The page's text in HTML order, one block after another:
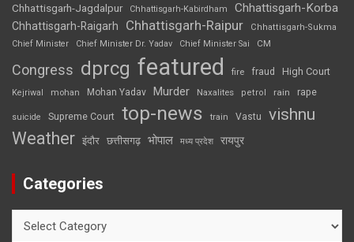
Chhattisgarh-Jagdalpur Chhattisgarh-Kabirdham Chhattisgarh-Korba
Chhattisgarh-Raigarh Chhattisgarh-Raipur
Chhattisgarh-Sukma
Chief Minister
Chief Minister Dr. Yadav Chief Minister Sai CM
Congress dprcg featured fire fraud High Court
Kejriwal mohan Mohan Yadav Murder Naxalites petrol rain rape
suicide Supreme Court top-news train Vastu vishnu
Weather इंदौर छत्तीसगढ़ भोपाल मध्य प्रदेश रायपुर
Categories